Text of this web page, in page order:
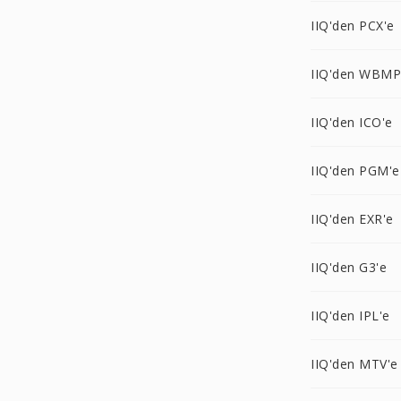
IIQ'den PCX'e
IIQ'den
IIQ'den ICO'e
IIQ'den PGM'e
IIQ'den EXR'e
IIQ'den G3'e
IIQ'den IPL'e
IIQ'den MTV'e